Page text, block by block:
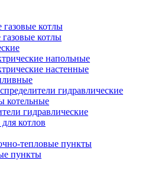
котлы
котлы
напольные
настенные
гидравлические
котельные
гидравлические
котлов
тепловые пункты
пункты